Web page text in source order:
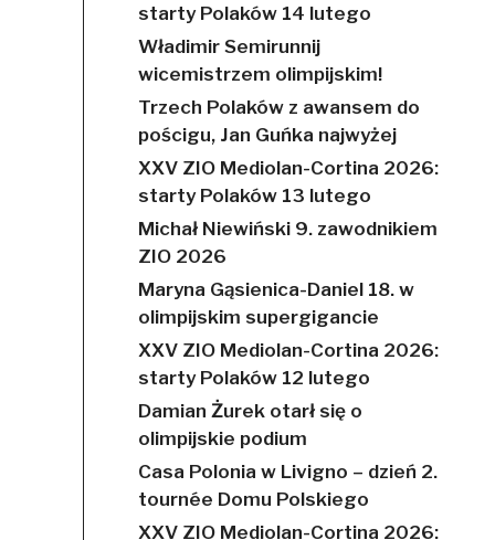
starty Polaków 14 lutego
Władimir Semirunnij
wicemistrzem olimpijskim!
Trzech Polaków z awansem do
pościgu, Jan Guńka najwyżej
XXV ZIO Mediolan-Cortina 2026:
starty Polaków 13 lutego
Michał Niewiński 9. zawodnikiem
ZIO 2026
Maryna Gąsienica-Daniel 18. w
olimpijskim supergigancie
XXV ZIO Mediolan-Cortina 2026:
starty Polaków 12 lutego
Damian Żurek otarł się o
olimpijskie podium
Casa Polonia w Livigno – dzień 2.
tournée Domu Polskiego
XXV ZIO Mediolan-Cortina 2026: